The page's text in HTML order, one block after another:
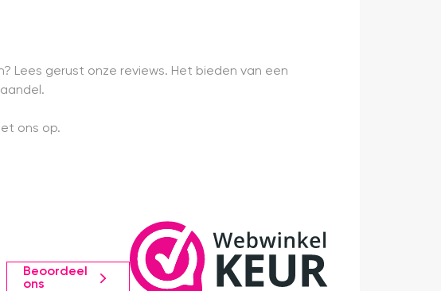
Lees gerust onze reviews. Het bieden van een
ons op.
Beoordeel
ons